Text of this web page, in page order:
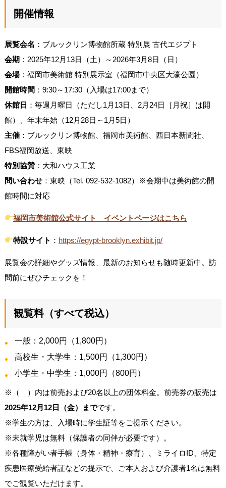
開催情報
展覧会名 ：ブルックリン博物館所蔵 特別展 古代エジプト
会期 ：2025年12月13日（土）～2026年3月8日（日）
会場：福岡市美術館 特別展示室（福岡市中央区大濠公園）
開館時間 ：9:30～17:30（入場は17:00まで）
休館日 ：毎週月曜日（ただし1月13日、2月24日［月祝］は開
館）、年末年始（12月28日～1月5日）
主催：ブルックリン博物館、福岡市美術館、西日本新聞社、
FBS福岡放送、東映
特別協賛：大和ハウス工業
問い合わせ：東映（Tel. 092-532-1082）※会期中は美術館の開
館時間に対応
福岡市美術館公式サイト イベントページはこちら
特設サイト ： https://egypt-brooklyn.exhibit.jp/
展覧会の詳細やグッズ情報、最新のお知らせも随時更新中。訪
問前にぜひチェックを！
観覧料（すべて税込）
一般：2,000円（1,800円）
高校生・大学生：1,500円（1,300円）
小学生・中学生：1,000円（800円）
※（ ）内は前売および20名以上の団体料金。前売券の販売は
2025年12月12日（金）までです。
※学生の方は、入場時に学生証等をご提示ください。
※未就学児は無料（保護者の同伴が必要です）。
※各種障がい者手帳（身体・精神・療育）、ミライロID、特定
疾患医療受給者証などの提示で、ご本人および介護者1名は無料
でご観覧いただけます。